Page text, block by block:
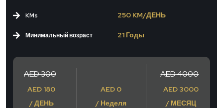
KMs
Минимальный возраст
250 KM/ДЕНЬ
21 Годы
AED 300
AED 180
/ ДЕНЬ
AED 0
/ Неделя
AED 4000
AED 3000
/ МЕСЯЦ